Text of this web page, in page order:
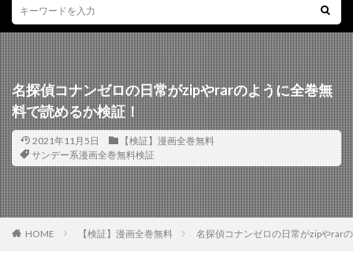
名探偵コナンゼロの日常がzipやrarのように全巻無
料で読めるか検証！
2021年11月5日
【検証】漫画全巻無料
サンデー系漫画全巻無料検証
HOME 【検証】漫画全巻無料 名探偵コナンゼロの日常がzipやrar